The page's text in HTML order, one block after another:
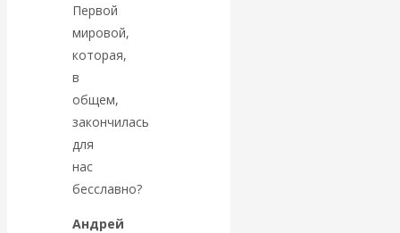
Валентин
Катасонов.
«Мировые
ростовщики»:
вчера и сегодня
Первой
мировой,
которая,
в
общем,
закончилась
для
нас
бесславно?
Андрей